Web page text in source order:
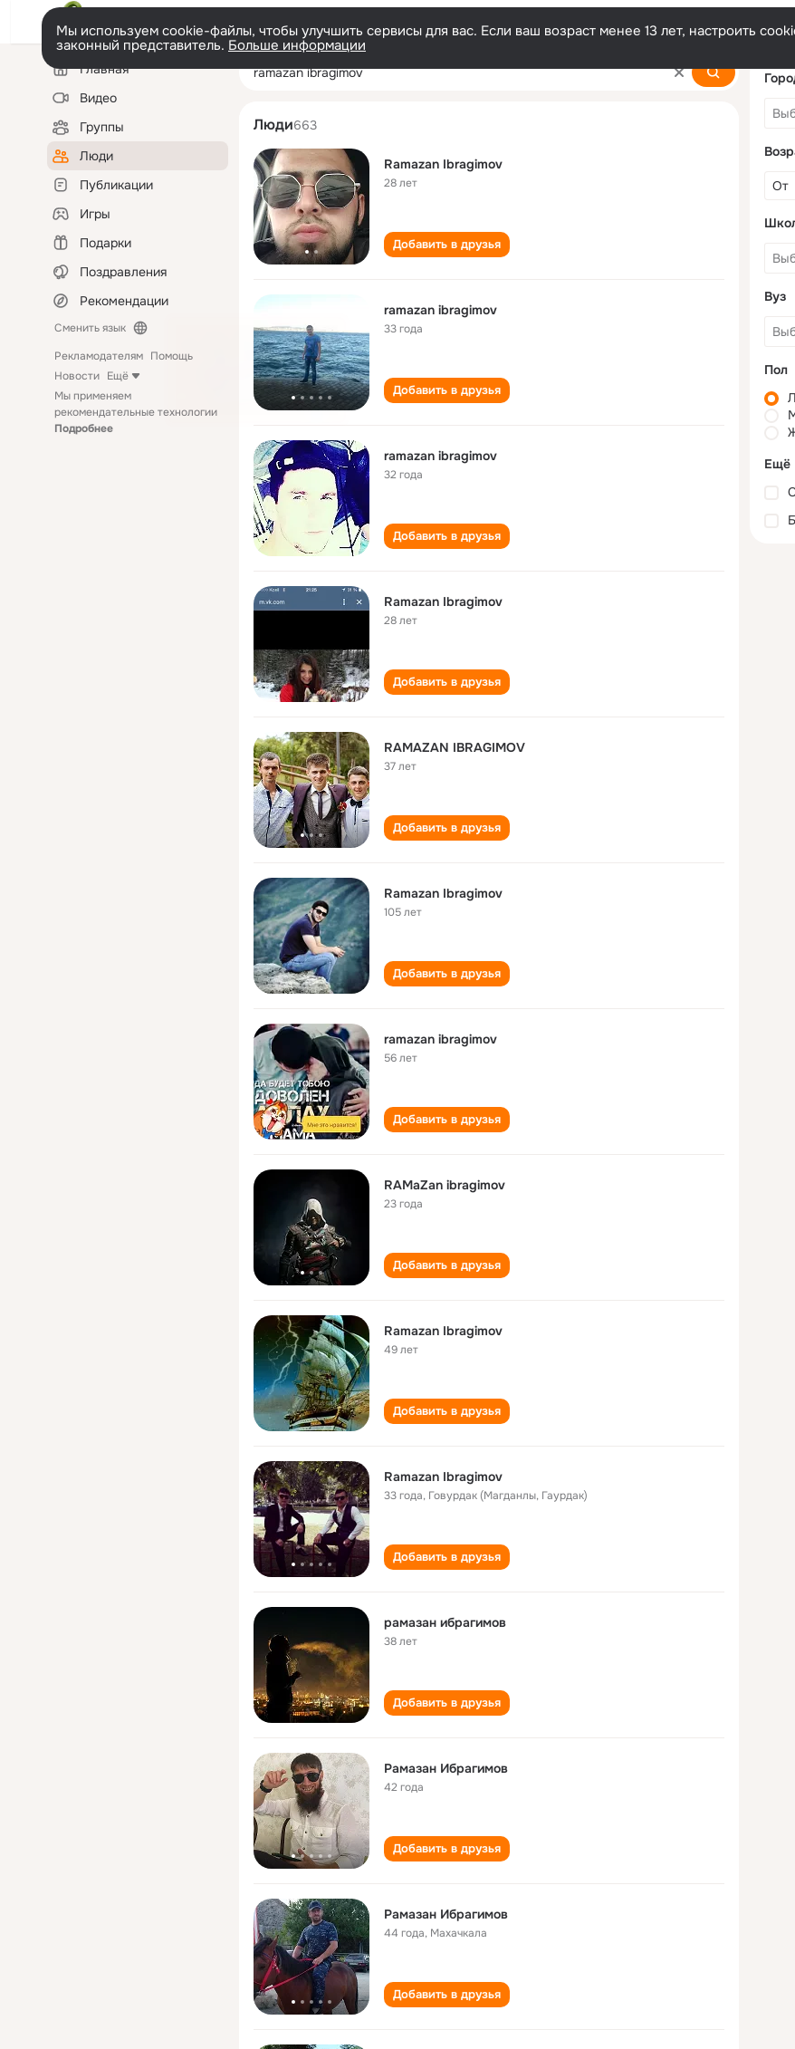
Мы используем cookie-файлы, чтобы улучшить сервисы для вас. Если ваш возраст менее 13 лет, настроить
законный представитель. Больше информации
Левая
колонкаГлавная
Видео
Группы
Люди
Публикации
Игры
Подарки
Поздравления
Рекомендации
Сменить язык
Рекламодателям Помощь
Новости Ещё
Мы применяем
рекомендательные технологии
Подробнее
ramazan ibragimov
Люди663
Ramazan Ibragimov
28 лет
Добавить в друзья
ramazan ibragimov
33 года
Добавить в друзья
ramazan ibragimov
32 года
Добавить в друзья
Ramazan Ibragimov
28 лет
Добавить в друзья
RAMAZAN IBRAGIMOV
37 лет
Добавить в друзья
Ramazan Ibragimov
105 лет
Добавить в друзья
ramazan ibragimov
56 лет
Добавить в друзья
RAMaZan ibragimov
23 года
Добавить в друзья
Ramazan Ibragimov
49 лет
Добавить в друзья
Ramazan Ibragimov
33 года, Говурдак (Магданлы, Гаурдак)
Добавить в друзья
рамазан ибрагимов
38 лет
Добавить в друзья
Рамазан Ибрагимов
42 года
Добавить в друзья
Рамазан Ибрагимов
44 года, Махачкала
Добавить в друзья
Вуз
Пол
Ещё